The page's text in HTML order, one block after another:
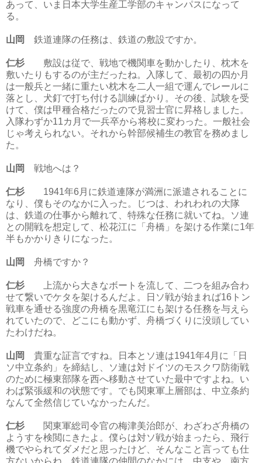
あって、いま日本大学生産工学部のキャンパスになって
る。
山岡 鉄道連隊の任務は、鉄道の敷設ですか。
仁杉
敷設は従で、戦地で機関車を動かしたり、枕木を
敷いたりもするのが主だったね。入隊して、最初の四か月
は一般兵と一緒に重たい枕木を二人一組で運んでレールに
落とし、犬釘で打ち付ける訓練ばかり。その後、試験を受
けて、僕は甲種合格だったので見習士官に昇格しました。
入隊わずか11カ月で一兵卒から将校に変わった。一般社会
じゃ考えられない。それから幹部候補生の教官を務めまし
た。
山岡 戦地へは？
仁杉
1941年6月に鉄道連隊が満洲に派遣されることに
なり、僕もそのなかに入った。じつは、われわれの大隊
は、鉄道の仕事から離れて、特殊な任務に就いてね。ソ連
との開戦を想定して、松花江に「舟橋」を架ける作業に1年
半もかかりきりになった。
山岡 舟橋ですか？
仁杉
上流から大きなボートを流して、二つを組み合わ
せて繋いでケタを架けるんだよ。日ソ戦が始まれば16トン
戦車を通せる強度の舟橋を黒竜江にも架ける任務を与えら
れていたので、どこにも動かず、舟橋づくりに没頭してい
たわけだね。
山岡
貴重な証言ですね。日本とソ連は1941年4月に「日
ソ中立条約」を締結し、ソ連は対ドイツのモスクワ防衛戦
のために極東部隊を西へ移動させていた最中ですよね。い
わば緊張緩和の状態です。でも関東軍上層部は、中立条約
なんて全然信じていなかったんだ。
仁杉
関東軍総司令官の梅津美治郎が、わざわざ舟橋の
ようすを検閲にきたよ。僕らは対ソ戦が始まったら、飛行
機でやられてダメだと思ったけど、そんなこと言っても仕